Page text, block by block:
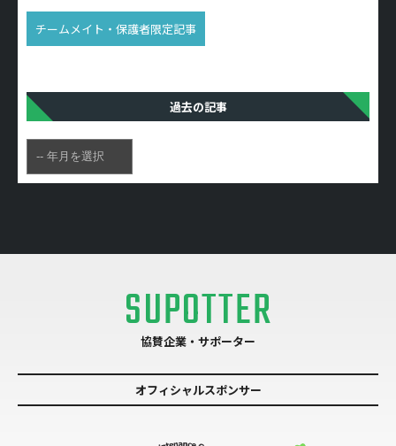
チームメイト・保護者限定記事
過去の記事
SUPOTTER
協賛企業・サポーター
オフィシャルスポンサー